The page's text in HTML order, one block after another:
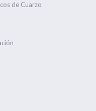
de Cuarzo